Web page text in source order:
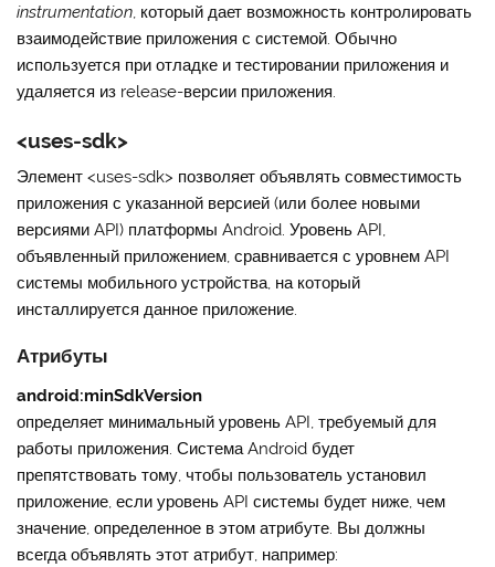
instrumentation, который дает возможность контролировать
взаимодействие приложения с системой. Обычно
используется при отладке и тестировании приложения и
удаляется из release-версии приложения.
<uses-sdk>
Элемент<uses-sdk> позволяет объявлять совместимость
приложения с указанной версией (или более новыми
версиями API) платформы Android. Уровень API,
объявленный приложением, сравнивается с уровнем API
системы мобильного устройства, на который
инсталлируется данное приложение.
Атрибуты
android:minSdkVersion
определяет минимальный уровень API, требуемый для
работы приложения. Система Android будет
препятствовать тому, чтобы пользователь установил
приложение, если уровень API системы будет ниже, чем
значение, определенное в этом атрибуте. Вы должны
всегда объявлять этот атрибут, например: